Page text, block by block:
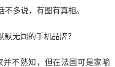
多说，有图有真相。
并不熟知，但在法国可是家喻